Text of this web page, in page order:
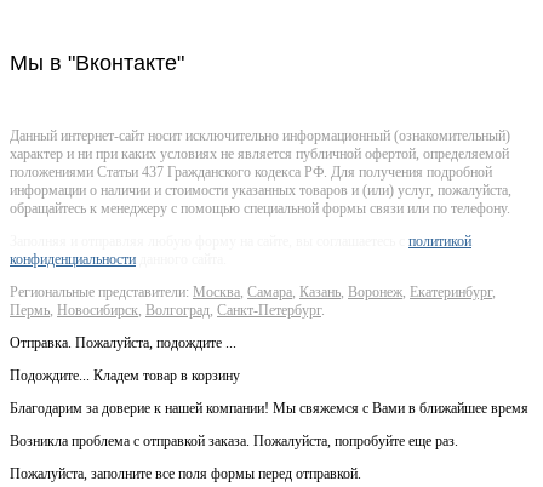
Мы в "Вконтакте"
Данный интернет-сайт носит исключительно информационный (ознакомительный)
характер и ни при каких условиях не является публичной офертой, определяемой
положениями Статьи 437 Гражданского кодекса РФ. Для получения подробной
информации о наличии и стоимости указанных товаров и (или) услуг, пожалуйста,
обращайтесь к менеджеру с помощью специальной формы связи или по телефону.
политикой
конфиденциальности
Региональные представители: Москва Самара Казань Воронеж Екатеринбург,
Пермь Новосибирск Волгоград Санкт-Петербург.
Отправка. Пожалуйста, подождите ...
Подождите... Кладем товар в корзину
Благодарим за доверие к нашей компании! Мы свяжемся с Вами в ближайшее время
Возникла проблема с отправкой заказа. Пожалуйста, попробуйте еще раз.
Пожалуйста, заполните все поля формы перед отправкой.